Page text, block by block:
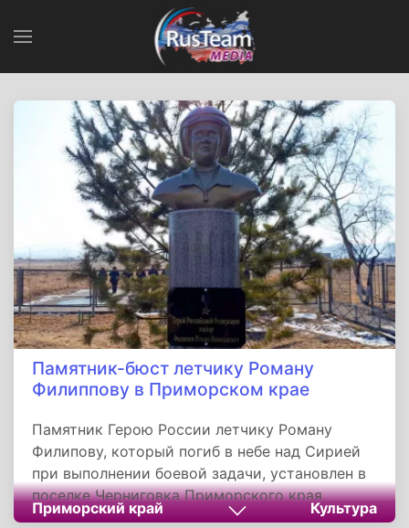
Памятник-бюст летчику Роману
Филиппову в Приморском крае
Памятник Герою России летчику Роману
Филипову, который погиб в небе над Сирией
при выполнении боевой задачи, установлен в
поселке Черниговка Приморского края.
Память Романа Николаевича увековечили на
Приморский край Культура